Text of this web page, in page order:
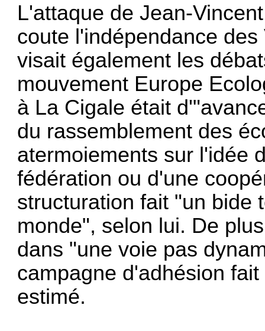
L'attaque de Jean-
coute l'indépendance
visait également les
mouvement Europe
à La Cigale était
du rassemblement des
atermoiements sur l'idée
fédération ou d'une
structuration fait "un bide
monde", selon lui. De
dans "une voie pas
campagne d'adhésion
estimé.